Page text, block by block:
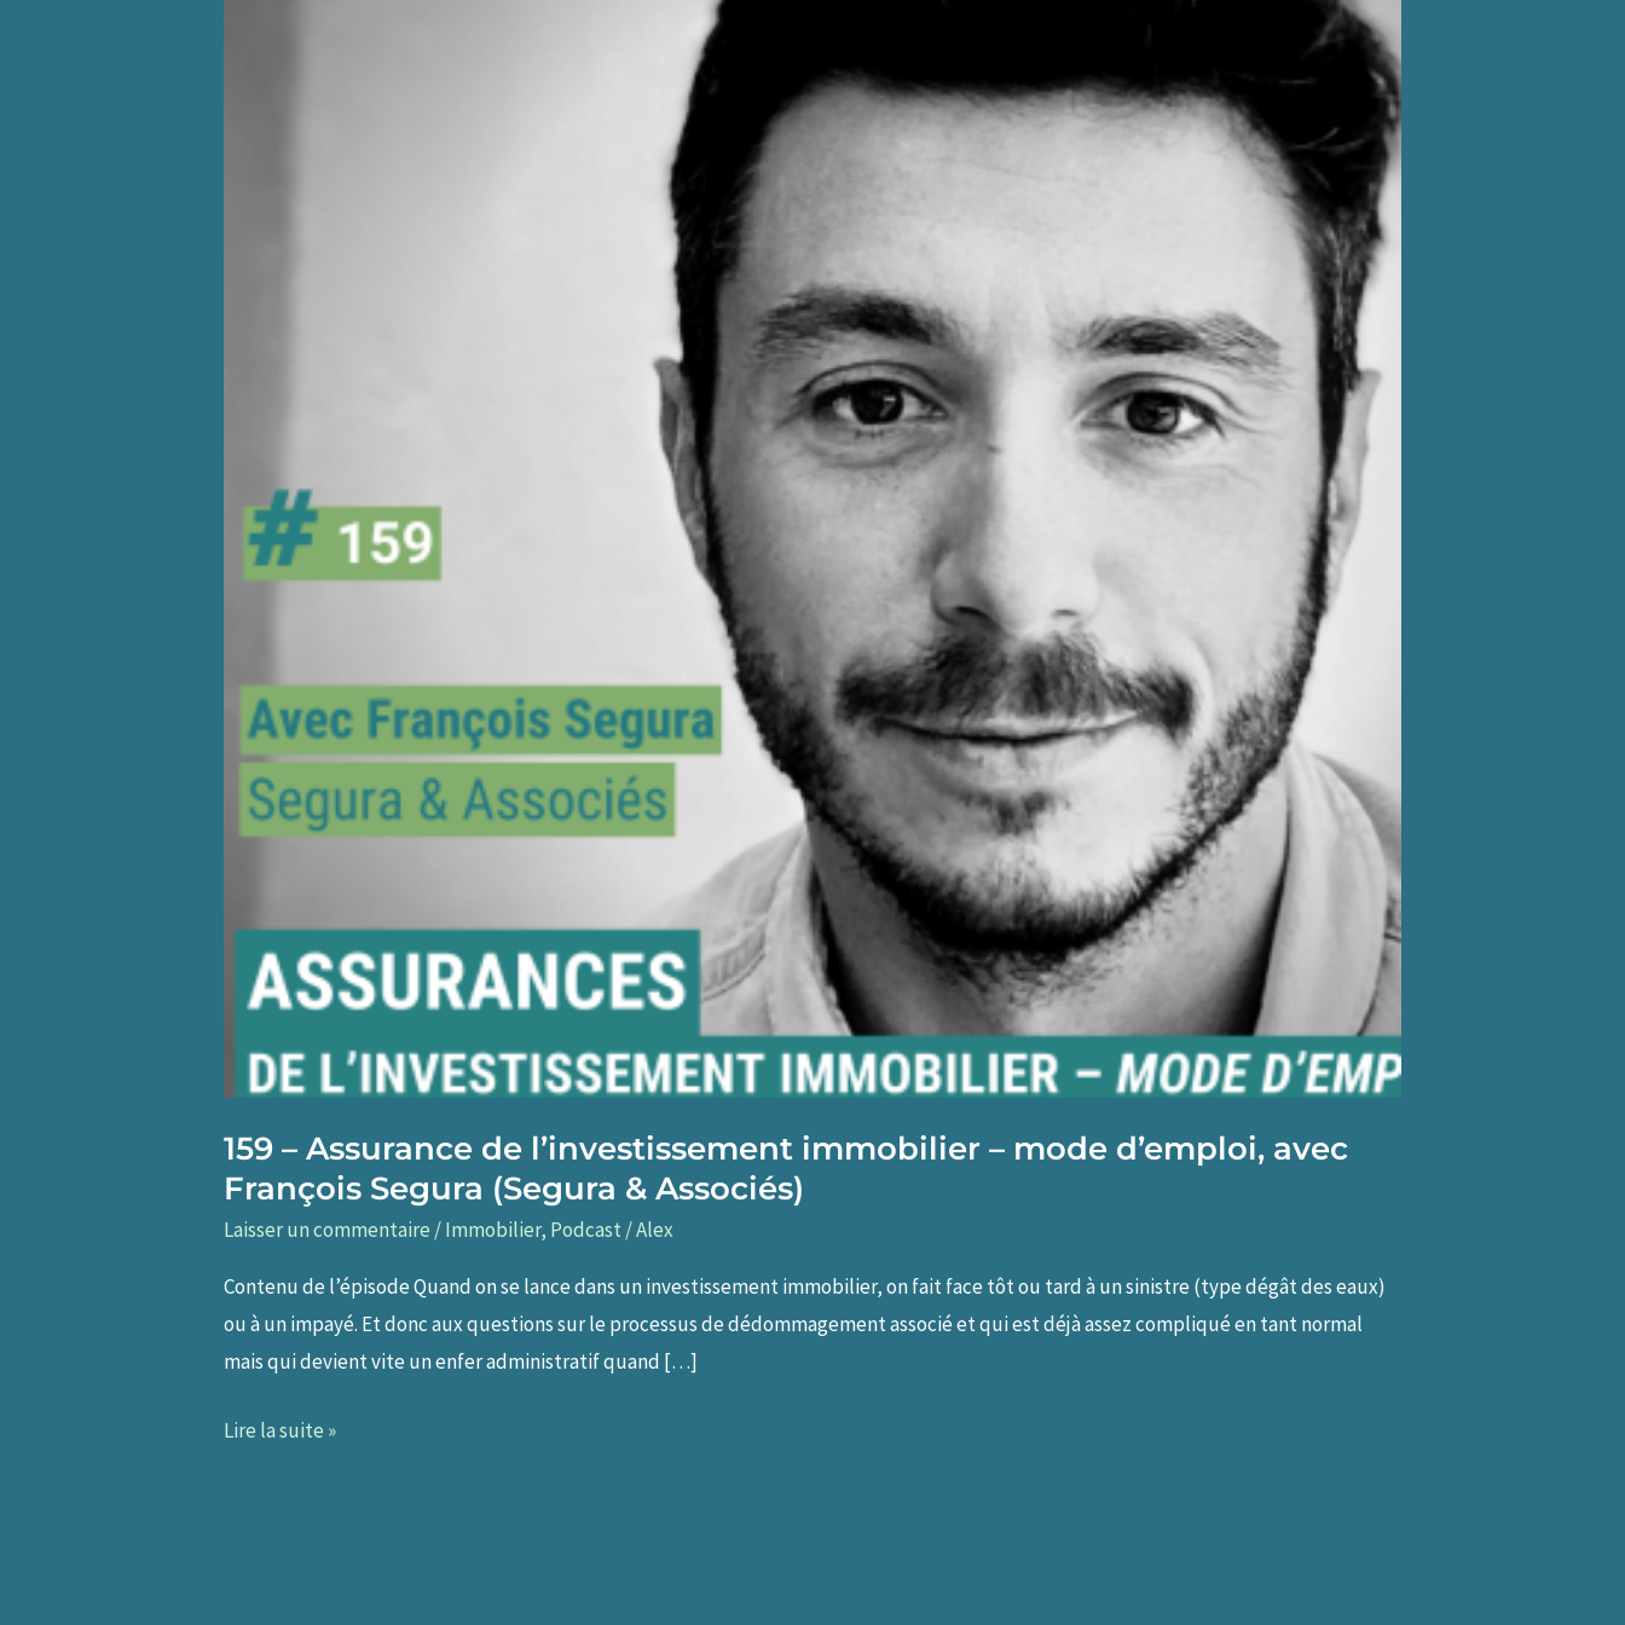
159 – Assurance de l’investissement immobilier – mode d’emploi, avec
François Segura (Segura & Associés)
Laisser un commentaire /Immobilier, Podcast /Alex
Contenu de l’épisode Quand on se lance dans un investissement immobilier, on fait face tôt ou tard à un sinistre (type dégât des eaux)
ou à un impayé. Et donc aux questions sur le processus de dédommagement associé et qui est déjà assez compliqué en tant normal
mais qui devient vite un enfer administratif quand […]
159
Lire la suite »